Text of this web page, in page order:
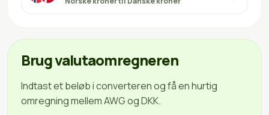
Brug valutaomregneren
Indtast et beløb i converteren og få en hurtig
omregning mellem AWG og DKK.